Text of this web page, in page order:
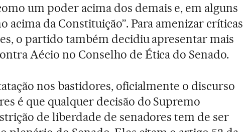
um poder acima dos demais e, em alguns
acima da Constituição”. Para amenizar críticas
o partido também decidiu apresentar mais
Aécio no Conselho de Ética do Senado.
nos bastidores, oficialmente o discurso
é que qualquer decisão do Supremo
de liberdade de senadores tem de ser